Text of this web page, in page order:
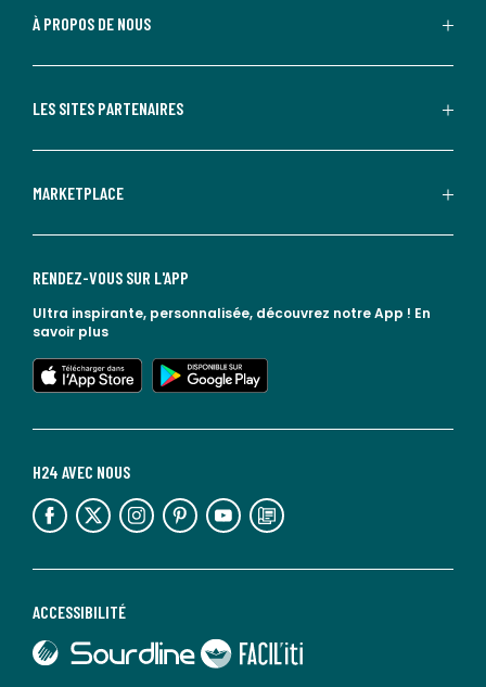
À PROPOS DE NOUS
LES SITES PARTENAIRES
MARKETPLACE
ACCESSIBILITÉ
lien vers Sourdline
lien vers Faciliti
H24 AVEC NOUS
lien vers l'espace réseaux sociaux lien vers l'espace réseaux sociaux lien vers l'espace réseaux sociaux lien vers l'espace réseaux sociaux lien vers l'espace réseaux sociaux lien vers le blog la redoute
RENDEZ-VOUS SUR L'APP
Ultra inspirante, personnalisée, découvrez notre App ! En
savoir plus
lien vers l'app store
lien vers google play